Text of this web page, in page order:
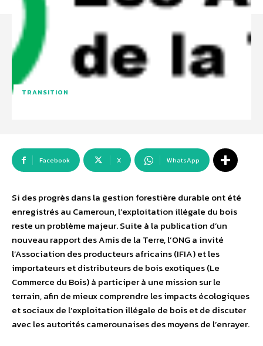
TRANSITION
Facebook X WhatsApp
Si des progrès dans la gestion forestière durable ont été
enregistrés au Cameroun, l’exploitation illégale du bois
reste un problème majeur. Suite à la publication d’un
nouveau rapport des Amis de la Terre, l’ONG a invité
l’Association des producteurs africains (IFIA) et les
importateurs et distributeurs de bois exotiques (Le
Commerce du Bois) à participer à une mission sur le
terrain, afin de mieux comprendre les impacts écologiques
et sociaux de l’exploitation illégale de bois et de discuter
avec les autorités camerounaises des moyens de l’enrayer.